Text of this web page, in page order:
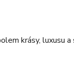
krásy, luxusu